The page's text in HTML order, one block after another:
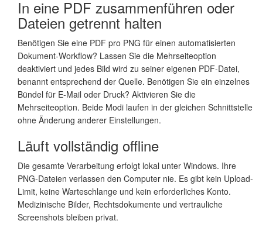
In eine PDF zusammenführen oder
Dateien getrennt halten
Benötigen Sie eine PDF pro PNG für einen automatisierten
Dokument-Workflow? Lassen Sie die Mehrseiteoption
deaktiviert und jedes Bild wird zu seiner eigenen PDF-Datei,
benannt entsprechend der Quelle. Benötigen Sie ein einzelnes
Bündel für E-Mail oder Druck? Aktivieren Sie die
Mehrseiteoption. Beide Modi laufen in der gleichen Schnittstelle
ohne Änderung anderer Einstellungen.
Läuft vollständig offline
Die gesamte Verarbeitung erfolgt lokal unter Windows. Ihre
PNG-Dateien verlassen den Computer nie. Es gibt kein Upload-
Limit, keine Warteschlange und kein erforderliches Konto.
Medizinische Bilder, Rechtsdokumente und vertrauliche
Screenshots bleiben privat.